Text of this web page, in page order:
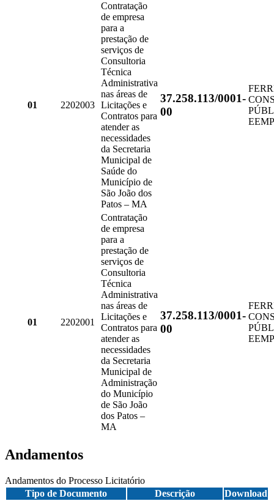
01 2202003
Contratação
de empresa
para a
prestação de
serviços de
Consultoria
Técnica
Administrativa
nas áreas de
Licitações e
Contratos para
atender as
necessidades
da Secretaria
Municipal de
Saúde do
Município de
São João dos
Patos – MA
37.258.113/0001-
00
01 2202001
Contratação
de empresa
para a
prestação de
serviços de
Consultoria
Técnica
Administrativa
nas áreas de
Licitações e
Contratos para
atender as
necessidades
da Secretaria
Municipal de
Administração
do Município
de São João
dos Patos –
MA
37.258.113/0001-
00
Andamentos
Andamentos do Processo Licitatório
Tipo de Documento
Descrição
Download